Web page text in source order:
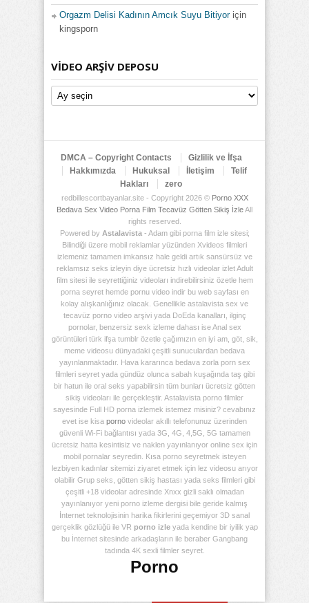
Orgazm Delisi Kadının Amcık Suyu Bitiyoriçin
kingsporn
VIDEO ARŞIV DEPOSU
Video
Arşiv
DMCA – Copyright Contacts
Gizlilik ve İfşa
Hakkımızda
Hukuksal İletişim
Telif
Hakları
zero
redbillescortbayanlar.site - Copyright 2026 © Porno XXX
Bedava Sex Video Porna Film Tecavüz Götten Sikiş İzleAll
rights reserved.
Powered by Astalavista- Adam gibi porna film izle sitesi;
Bilindiği üzere mobil reklamlar yüzünden Xvideos filmleri
izlemeniz tamamen imkansız hale geldi artık sansürsüz ve
reklamsız seks izleyin diye ücretsiz hızlı videolar izlet Adult
film sitesi ile seyrettiğiniz videoları indirebilirsiniz özetle hem
porna seyret hemde pornu video indir bu web sayfası en
kolay alışkanlığınız olacak. Genellikle astalavista sex ve
tecavüz porno video arşivi yada DoEda kanalları, ilginç
pornolar, benzersiz sexk izleme dahası ise Anal sex
görüntüleri türk ifşa tumblr özetle çağımızın en iyi am, göt, sik,
meme videosu dünyadaki çeşitli sunuculardan bedava
yayınlanmaktadır. Hava kararınca bedava zorla porn sex
filmleri seyret yada gündüz olunca sabah kuşağında taş gibi
bir hatun ile oral seks yapabilirsin tüm bunları ücretsiz götten
sikiş videoları ile gerçekleştir. Astalavista porno filmler
sayesinde Full HD porna izlemek istemez misiniz? cevabınız
evet ise kisa porno videolar akıllı telefonunuz üzerinden
güvenli Wi-Fi bağlantısı yada 3G, 4G, 4,5G, 5G tamamen
ücretsiz hatta kesintisiz ve naklen yayınlanıyor online sex için
mobil pornalar seyredin. Kısa porno seyretmek isteyen
lezbiyen kadınlar sitemizi ziyaret etmek için lez videosu arıyor
olabilir Grup seks, götten sikiş hastası yada seks filmleri gibi
çeşitli +18 videolar adresinde Xnxx gizli saklı olmadan
yayınlanıyor yeni porno izleme dergisi bile geride kalmış
İnternet teknolojisinin harika fikirlerini geçemiyor 3D sanal
gerçeklik gözlüğü ile VR porno izleyada kendine bir iyilik yap
bu İnternet sitesinde arkadaşların ile beraber Gangbang
tadında 4K sexli filmler seyret.
Porno